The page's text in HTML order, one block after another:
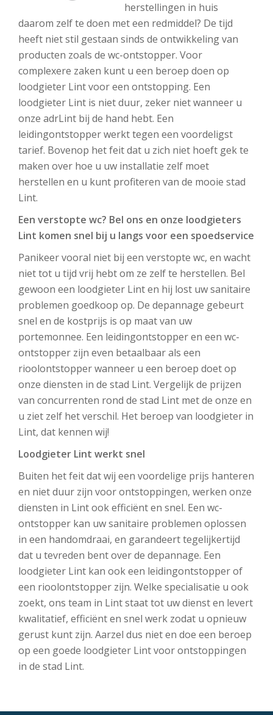
herstellingen in huis
daarom zelf te doen met een redmiddel? De tijd
heeft niet stil gestaan sinds de ontwikkeling van
producten zoals de wc-ontstopper. Voor
complexere zaken kunt u een beroep doen op
loodgieter Lint voor een ontstopping. Een
loodgieter Lint is niet duur, zeker niet wanneer u
onze adrLint bij de hand hebt. Een
leidingontstopper werkt tegen een voordeligst
tarief. Bovenop het feit dat u zich niet hoeft gek te
maken over hoe u uw installatie zelf moet
herstellen en u kunt profiteren van de mooie stad
Lint.
Een verstopte wc? Bel ons en onze loodgieters
Lint komen snel bij u langs voor een spoedservice
Panikeer vooral niet bij een verstopte wc, en wacht
niet tot u tijd vrij hebt om ze zelf te herstellen. Bel
gewoon een loodgieter Lint en hij lost uw sanitaire
problemen goedkoop op. De depannage gebeurt
snel en de kostprijs is op maat van uw
portemonnee. Een leidingontstopper en een wc-
ontstopper zijn even betaalbaar als een
rioolontstopper wanneer u een beroep doet op
onze diensten in de stad Lint. Vergelijk de prijzen
van concurrenten rond de stad Lint met de onze en
u ziet zelf het verschil. Het beroep van loodgieter in
Lint, dat kennen wij!
Loodgieter Lint werkt snel
Buiten het feit dat wij een voordelige prijs hanteren
en niet duur zijn voor ontstoppingen, werken onze
diensten in Lint ook efficiënt en snel. Een wc-
ontstopper kan uw sanitaire problemen oplossen
in een handomdraai, en garandeert tegelijkertijd
dat u tevreden bent over de depannage. Een
loodgieter Lint kan ook een leidingontstopper of
een rioolontstopper zijn. Welke specialisatie u ook
zoekt, ons team in Lint staat tot uw dienst en levert
kwalitatief, efficiënt en snel werk zodat u opnieuw
gerust kunt zijn. Aarzel dus niet en doe een beroep
op een goede loodgieter Lint voor ontstoppingen
in de stad Lint.